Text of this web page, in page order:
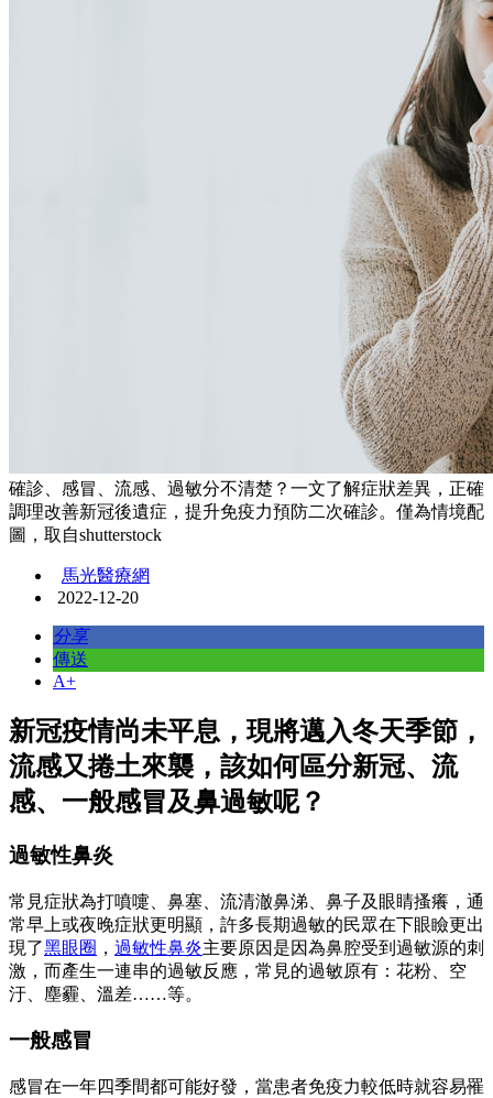
確診、感冒、流感、過敏分不清楚？一文了解症狀差異，正確
調理改善新冠後遺症，提升免疫力預防二次確診。僅為情境配
圖，取自shutterstock
馬光醫療網
2022-12-20
分享
傳送
A+
新冠疫情尚未平息，現將邁入冬天季節，
流感又捲土來襲，該如何區分新冠、流
感、一般感冒及鼻過敏呢？
過敏性鼻炎
常見症狀為打噴嚏、鼻塞、流清澈鼻涕、鼻子及眼睛搔癢，通
常早上或夜晚症狀更明顯，許多長期過敏的民眾在下眼瞼更出
現了黑眼圈 ， 過敏性鼻炎主要原因是因為鼻腔受到過敏源的刺
激，而產生一連串的過敏反應，常見的過敏原有：花粉、空
汙、塵霾、溫差……等。
一般感冒
感冒在一年四季間都可能好發，當患者免疫力較低時就容易罹